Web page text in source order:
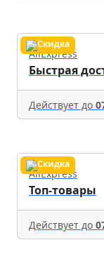
AliExpress
Быстрая
Действует до
AliExpress
Топ-товары
Действует до